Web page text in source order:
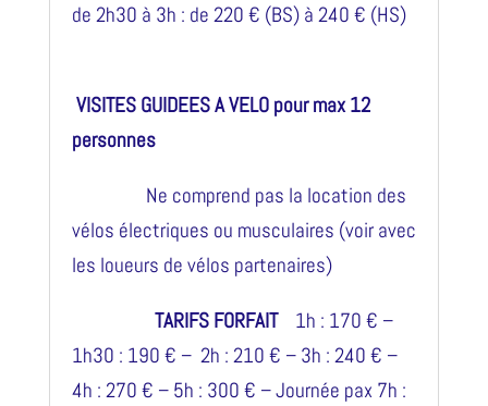
de 2h30 à 3h : de 220 € (BS) à 240 € (HS)
VISITES GUIDEES A VELO pour max 12
personnes
Ne comprend pas la location des
vélos électriques ou musculaires (voir avec
les loueurs de vélos partenaires)
TARIFS FORFAIT1h : 170 € –
1h30 : 190 € – 2h : 210 € – 3h : 240 € –
4h : 270 € – 5h : 300 € – Journée pax 7h :